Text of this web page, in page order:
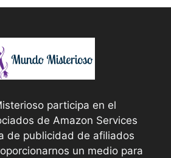
participa en el
de Amazon Services
de publicidad de afiliados
un medio para